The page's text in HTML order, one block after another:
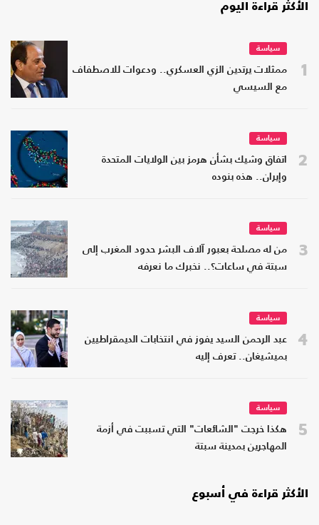
الأكثر قراءة اليوم
1
سياسة
ممثلات يرتدين الزي العسكري.. ودعوات للاصطفاف
مع السيسي
2
سياسة
اتفاق وشيك بشأن هرمز بين الولايات المتحدة
وإيران.. هذه بنوده
3
سياسة
من له مصلحة بعبور آلاف البشر حدود المغرب إلى
سبتة في ساعات؟.. نخبرك ما نعرفه
4
سياسة
عبد الرحمن السيد يفوز في انتخابات الديمقراطيين
بميشيغان.. تعرف إليه
5
سياسة
هكذا خرجت "الشائعات" التي تسببت في أزمة
المهاجرين بمدينة سبتة
الأكثر قراءة في أسبوع